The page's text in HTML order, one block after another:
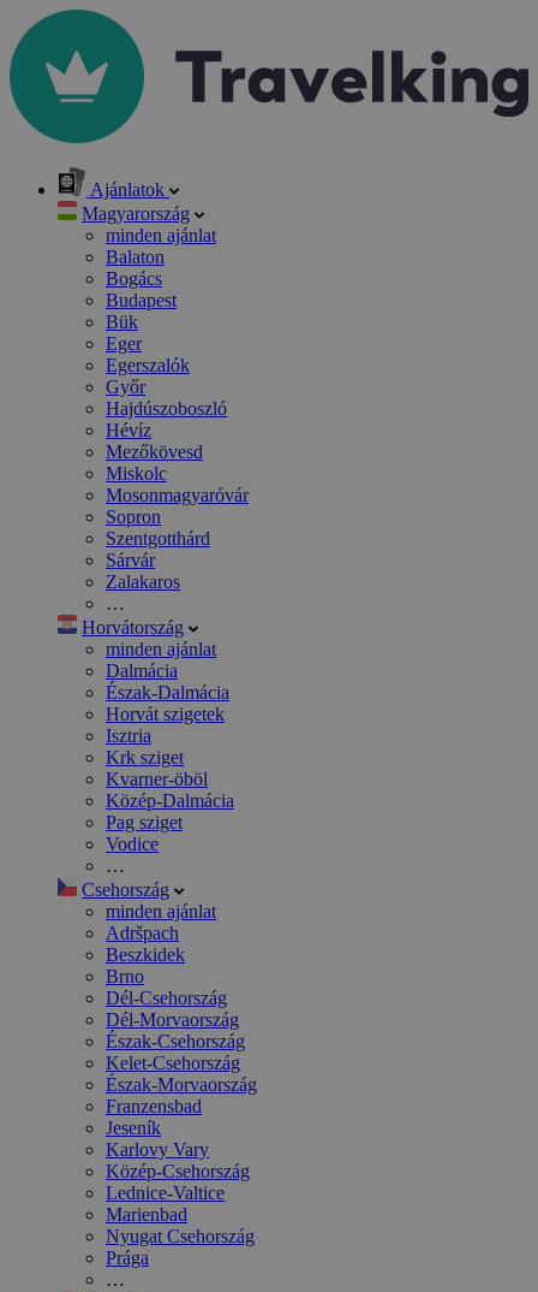
Ajánlatok
Magyarország
minden ajánlat
Balaton
Bogács
Budapest
Bük
Eger
Egerszalók
Győr
Hajdúszoboszló
Hévíz
Mezőkövesd
Miskolc
Mosonmagyaróvár
Sopron
Szentgotthárd
Sárvár
Zalakaros
…
Horvátország
minden ajánlat
Dalmácia
Észak-Dalmácia
Horvát szigetek
Isztria
Krk sziget
Kvarner-öböl
Közép-Dalmácia
Pag sziget
Vodice
…
Csehország
minden ajánlat
Adršpach
Beszkidek
Brno
Dél-Csehország
Dél-Morvaország
Észak-Csehország
Kelet-Csehország
Észak-Morvaország
Franzensbad
Jeseník
Karlovy Vary
Közép-Csehország
Lednice-Valtice
Marienbad
Nyugat Csehország
Prága
…